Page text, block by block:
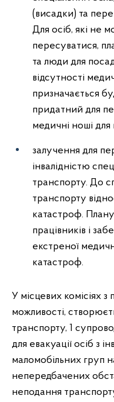
(висадки) та
Для осіб, які не
пересуватися,
та люди для
відсутності
призначається
придатний для
медичні ноші
залучення для
інвалідністю
транспорту. До
транспорту
катастроф.
працівників і
екстреної
катастроф.
У місцевих комісіях з
можливості,
транспорту, 1
для евакуації осіб з
маломобільних груп
непередбачених
неподання